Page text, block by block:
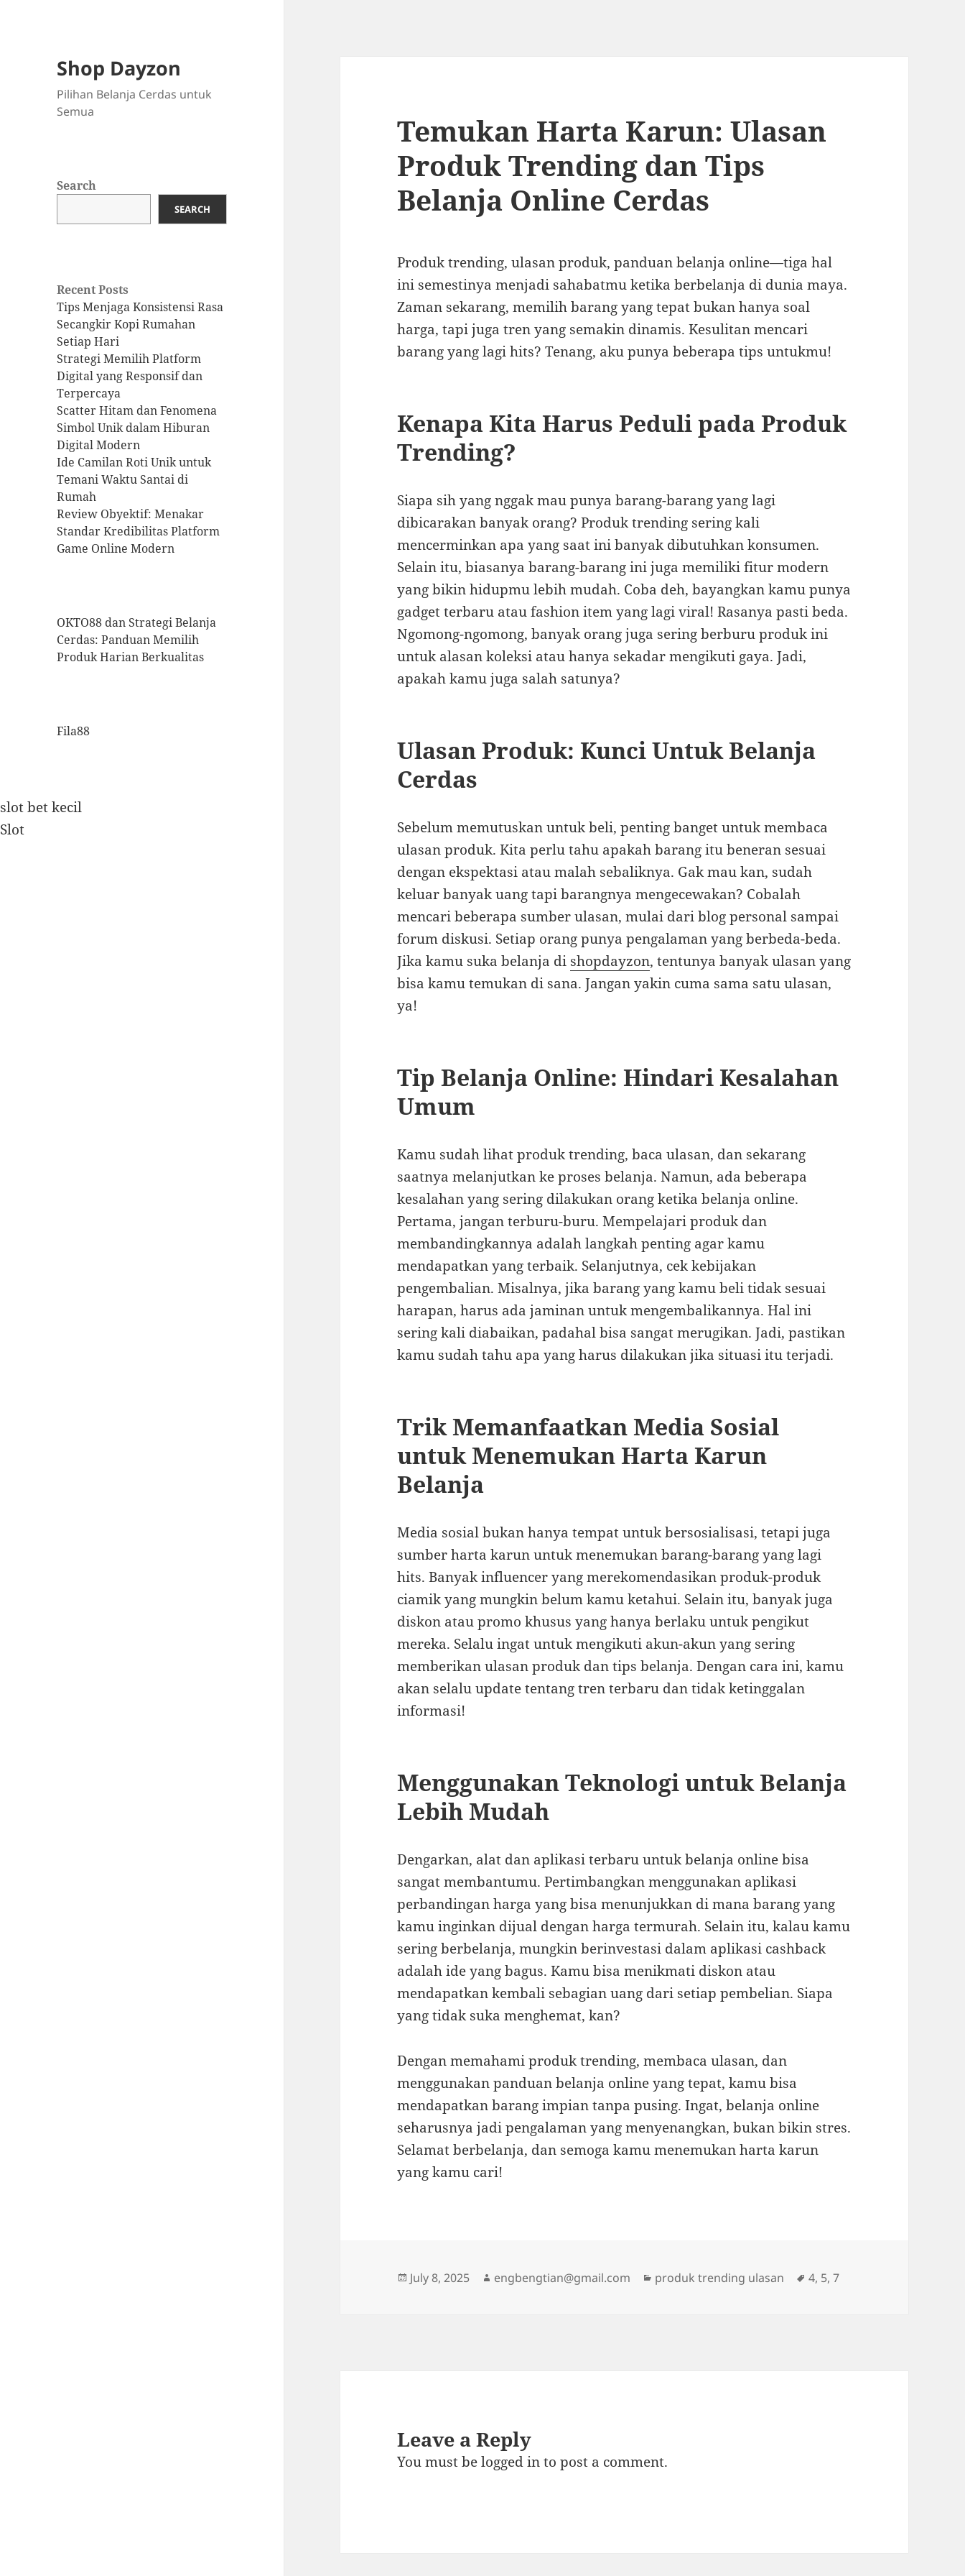
Shop Dayzon
Pilihan Belanja Cerdas untuk
Semua
Search
SEARCH
Recent Posts
Tips Menjaga Konsistensi Rasa
Secangkir Kopi Rumahan
Setiap Hari
Strategi Memilih Platform
Digital yang Responsif dan
Terpercaya
Scatter Hitam dan Fenomena
Simbol Unik dalam Hiburan
Digital Modern
Ide Camilan Roti Unik untuk
Temani Waktu Santai di
Rumah
Review Obyektif: Menakar
Standar Kredibilitas Platform
Game Online Modern
OKTO88 dan Strategi Belanja
Cerdas: Panduan Memilih
Produk Harian Berkualitas
Fila88
slot bet kecil
Slot
Temukan Harta Karun: Ulasan
Produk Trending dan Tips
Belanja Online Cerdas
Produk trending, ulasan produk, panduan belanja online—tiga hal
ini semestinya menjadi sahabatmu ketika berbelanja di dunia maya.
Zaman sekarang, memilih barang yang tepat bukan hanya soal
harga, tapi juga tren yang semakin dinamis. Kesulitan mencari
barang yang lagi hits? Tenang, aku punya beberapa tips untukmu!
Kenapa Kita Harus Peduli pada Produk
Trending?
Siapa sih yang nggak mau punya barang-barang yang lagi
dibicarakan banyak orang? Produk trending sering kali
mencerminkan apa yang saat ini banyak dibutuhkan konsumen.
Selain itu, biasanya barang-barang ini juga memiliki fitur modern
yang bikin hidupmu lebih mudah. Coba deh, bayangkan kamu punya
gadget terbaru atau fashion item yang lagi viral! Rasanya pasti beda.
Ngomong-ngomong, banyak orang juga sering berburu produk ini
untuk alasan koleksi atau hanya sekadar mengikuti gaya. Jadi,
apakah kamu juga salah satunya?
Ulasan Produk: Kunci Untuk Belanja
Cerdas
Sebelum memutuskan untuk beli, penting banget untuk membaca
ulasan produk. Kita perlu tahu apakah barang itu beneran sesuai
dengan ekspektasi atau malah sebaliknya. Gak mau kan, sudah
keluar banyak uang tapi barangnya mengecewakan? Cobalah
mencari beberapa sumber ulasan, mulai dari blog personal sampai
forum diskusi. Setiap orang punya pengalaman yang berbeda-beda.
Jika kamu suka belanja di shopdayzon, tentunya banyak ulasan yang
bisa kamu temukan di sana. Jangan yakin cuma sama satu ulasan,
ya!
Tip Belanja Online: Hindari Kesalahan
Umum
Kamu sudah lihat produk trending, baca ulasan, dan sekarang
saatnya melanjutkan ke proses belanja. Namun, ada beberapa
kesalahan yang sering dilakukan orang ketika belanja online.
Pertama, jangan terburu-buru. Mempelajari produk dan
membandingkannya adalah langkah penting agar kamu
mendapatkan yang terbaik. Selanjutnya, cek kebijakan
pengembalian. Misalnya, jika barang yang kamu beli tidak sesuai
harapan, harus ada jaminan untuk mengembalikannya. Hal ini
sering kali diabaikan, padahal bisa sangat merugikan. Jadi, pastikan
kamu sudah tahu apa yang harus dilakukan jika situasi itu terjadi.
Trik Memanfaatkan Media Sosial
untuk Menemukan Harta Karun
Belanja
Media sosial bukan hanya tempat untuk bersosialisasi, tetapi juga
sumber harta karun untuk menemukan barang-barang yang lagi
hits. Banyak influencer yang merekomendasikan produk-produk
ciamik yang mungkin belum kamu ketahui. Selain itu, banyak juga
diskon atau promo khusus yang hanya berlaku untuk pengikut
mereka. Selalu ingat untuk mengikuti akun-akun yang sering
memberikan ulasan produk dan tips belanja. Dengan cara ini, kamu
akan selalu update tentang tren terbaru dan tidak ketinggalan
informasi!
Menggunakan Teknologi untuk Belanja
Lebih Mudah
Dengarkan, alat dan aplikasi terbaru untuk belanja online bisa
sangat membantumu. Pertimbangkan menggunakan aplikasi
perbandingan harga yang bisa menunjukkan di mana barang yang
kamu inginkan dijual dengan harga termurah. Selain itu, kalau kamu
sering berbelanja, mungkin berinvestasi dalam aplikasi cashback
adalah ide yang bagus. Kamu bisa menikmati diskon atau
mendapatkan kembali sebagian uang dari setiap pembelian. Siapa
yang tidak suka menghemat, kan?
Dengan memahami produk trending, membaca ulasan, dan
menggunakan panduan belanja online yang tepat, kamu bisa
mendapatkan barang impian tanpa pusing. Ingat, belanja online
seharusnya jadi pengalaman yang menyenangkan, bukan bikin stres.
Selamat berbelanja, dan semoga kamu menemukan harta karun
yang kamu cari!
Posted
July 8, 2025 Author
engbengtian@gmail.com Categories
produk trending ulasan Tags
4, 5,7
Leave a Reply
You must belogged into post a comment.